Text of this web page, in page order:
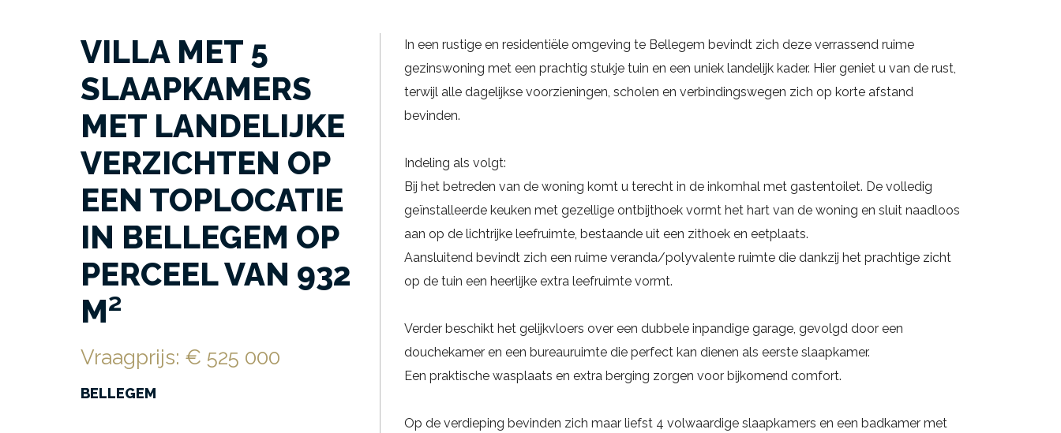
VILLA MET 5
SLAAPKAMERS
MET LANDELIJKE
VERZICHTEN OP
EEN TOPLOCATIE
IN BELLEGEM OP
PERCEEL VAN 932
M²
Vraagprijs: € 525 000
BELLEGEM
In een rustige en residentiële omgeving te Bellegem bevindt zich deze verrassend ruime
gezinswoning met een prachtig stukje tuin en een uniek landelijk kader. Hier geniet u van de rust,
terwijl alle dagelijkse voorzieningen, scholen en verbindingswegen zich op korte afstand
bevinden.
Indeling als volgt:
Bij het betreden van de woning komt u terecht in de inkomhal met gastentoilet. De volledig
geïnstalleerde keuken met gezellige ontbijthoek vormt het hart van de woning en sluit naadloos
aan op de lichtrijke leefruimte, bestaande uit een zithoek en eetplaats.
Aansluitend bevindt zich een ruime veranda/polyvalente ruimte die dankzij het prachtige zicht
op de tuin een heerlijke extra leefruimte vormt.
Verder beschikt het gelijkvloers over een dubbele inpandige garage, gevolgd door een
douchekamer en een bureauruimte die perfect kan dienen als eerste slaapkamer.
Een praktische wasplaats en extra berging zorgen voor bijkomend comfort.
Op de verdieping bevinden zich maar liefst 4 volwaardige slaapkamers en een badkamer met